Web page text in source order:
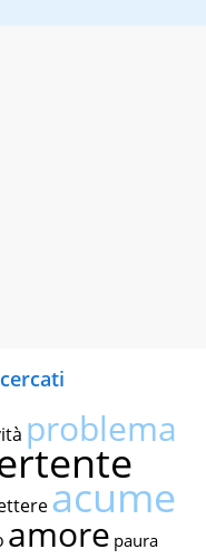
problema
acume
amore paura